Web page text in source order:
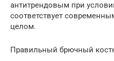
антитрендовым при
соответствует
целом.
Правильный брючный